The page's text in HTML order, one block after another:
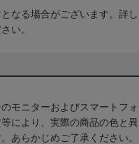
なる場合がございます。詳し
い。
モニターおよびスマートフォ
により、実際の商品の色と異
あらかじめご了承ください。